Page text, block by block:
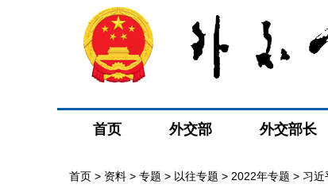
首页 外交部 外交部长
首页 > 资料 > 专题 > 以往专题 > 2022年专题 > 习近